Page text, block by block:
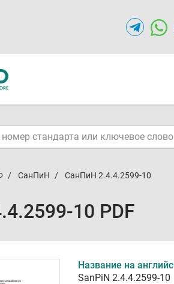
СанПиН СанПиН 2.4.4.2599-10
10 PDF
Название на
SanPiN 2.4.4.2599-10